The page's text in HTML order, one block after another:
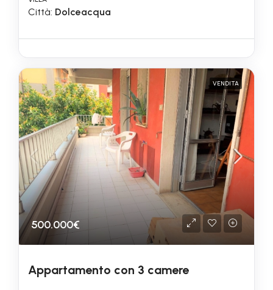
Città: Dolceacqua
VENDITA
500.000€
Appartamento con 3 camere